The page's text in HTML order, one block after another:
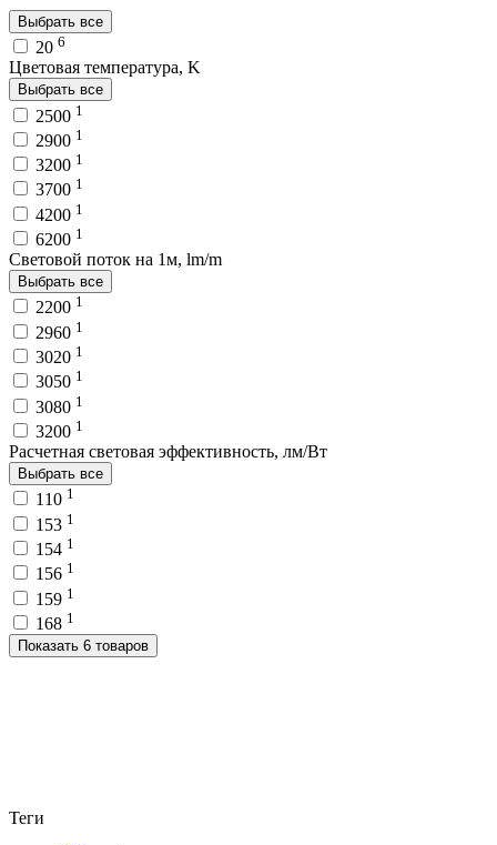
Выбрать все
20 6
Цветовая температура, K
Выбрать все
2500 1
2900 1
3200 1
3700 1
4200 1
6200 1
Световой поток на 1м, lm/m
Выбрать все
2200 1
2960 1
3020 1
3050 1
3080 1
3200 1
Расчетная световая эффективность, лм/Вт
Выбрать все
110 1
153 1
154 1
156 1
159 1
168 1
Показать 6 товаров
Теги